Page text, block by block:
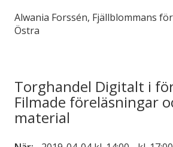
Alwania Forssén, Fjällblommans
Östra
Torghandel Digitalt i
Filmade föreläsningar
material